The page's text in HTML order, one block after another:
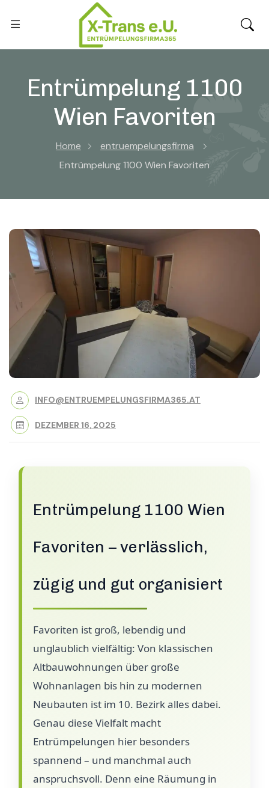
Entrümpelung 1100
Wien Favoriten
Home
entruempelungsfirma
Entrümpelung 1100 Wien Favoriten
INFO@ENTRUEMPELUNGSFIRMA365.AT
DEZEMBER 16, 2025
Entrümpelung 1100 Wien
Favoriten – verlässlich,
zügig und gut organisiert
Favoriten ist groß, lebendig und
unglaublich vielfältig: Von klassischen
Altbauwohnungen über große
Wohnanlagen bis hin zu modernen
Neubauten ist im 10. Bezirk alles dabei.
Genau diese Vielfalt macht
Entrümpelungen hier besonders
spannend – und manchmal auch
anspruchsvoll. Denn eine Räumung in